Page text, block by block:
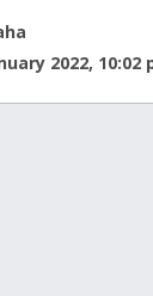
2022, 10:02